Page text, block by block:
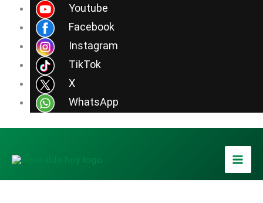
Youtube
Facebook
Instagram
TikTok
X
WhatsApp
contenido